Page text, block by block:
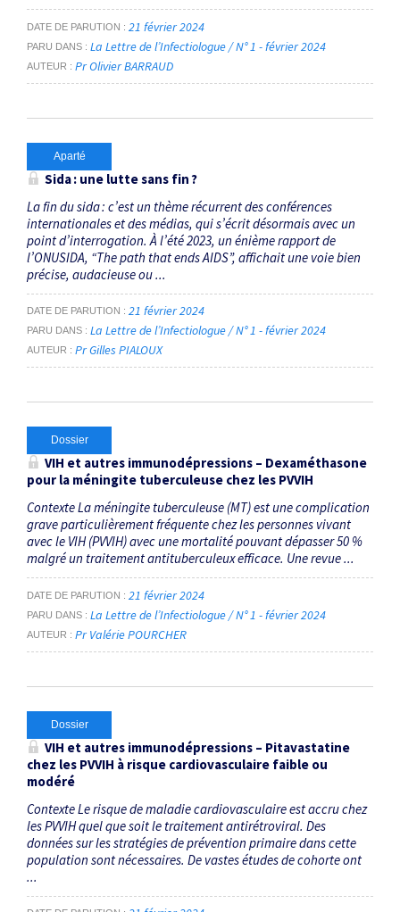
DATE DE PARUTION 21 février 2024
PARU DANS La Lettre de l’Infectiologue / N° 1 - février 2024
AUTEUR Pr Olivier BARRAUD
Aparté
Sida : une lutte sans fin ?
La fin du sida : c’est un thème récurrent des conférences
internationales et des médias, qui s’écrit désormais avec un
point d’interrogation. À l’été 2023, un énième rapport de
l’ONUSIDA, “The path that ends AIDS”, affichait une voie bien
précise, audacieuse ou ...
DATE DE PARUTION 21 février 2024
PARU DANS La Lettre de l’Infectiologue / N° 1 - février 2024
AUTEUR Pr Gilles PIALOUX
Dossier
VIH et autres immunodépressions – Dexaméthasone
pour la méningite tuberculeuse chez les PVVIH
Contexte La méningite tuberculeuse (MT) est une complication
grave particulièrement fréquente chez les personnes vivant
avec le VIH (PVVIH) avec une mortalité pouvant dépasser 50 %
malgré un traitement antituberculeux efficace. Une revue ...
DATE DE PARUTION 21 février 2024
PARU DANS La Lettre de l’Infectiologue / N° 1 - février 2024
AUTEUR Pr Valérie POURCHER
Dossier
VIH et autres immunodépressions – Pitavastatine
chez les PVVIH à risque cardiovasculaire faible ou
modéré
Contexte Le risque de maladie cardiovasculaire est accru chez
les PVVIH quel que soit le traitement antirétroviral. Des
données sur les stratégies de prévention primaire dans cette
population sont nécessaires. De vastes études de cohorte ont
...